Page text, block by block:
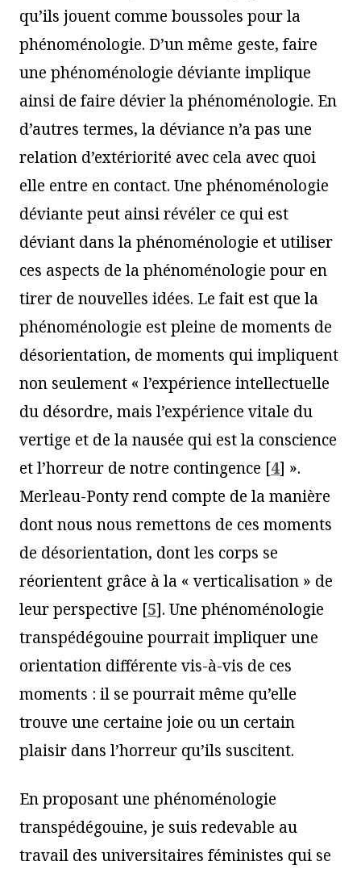
qu’ils jouent comme boussoles pour la
phénoménologie. D’un même geste, faire
une phénoménologie déviante implique
ainsi de faire dévier la phénoménologie. En
d’autres termes, la déviance n’a pas une
relation d’extériorité avec cela avec quoi
elle entre en contact. Une phénoménologie
déviante peut ainsi révéler ce qui est
déviant dans la phénoménologie et utiliser
ces aspects de la phénoménologie pour en
tirer de nouvelles idées. Le fait est que la
phénoménologie est pleine de moments de
désorientation, de moments qui impliquent
non seulement « l’expérience intellectuelle
du désordre, mais l’expérience vitale du
vertige et de la nausée qui est la conscience
et l’horreur de notre contingence [4] ».
Merleau-Ponty rend compte de la manière
dont nous nous remettons de ces moments
de désorientation, dont les corps se
réorientent grâce à la « verticalisation » de
leur perspective [5]. Une phénoménologie
transpédégouine pourrait impliquer une
orientation différente vis-à-vis de ces
moments : il se pourrait même qu’elle
trouve une certaine joie ou un certain
plaisir dans l’horreur qu’ils suscitent.
En proposant une phénoménologie
transpédégouine, je suis redevable au
travail des universitaires féministes qui se